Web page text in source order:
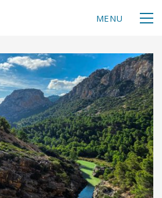
MENU